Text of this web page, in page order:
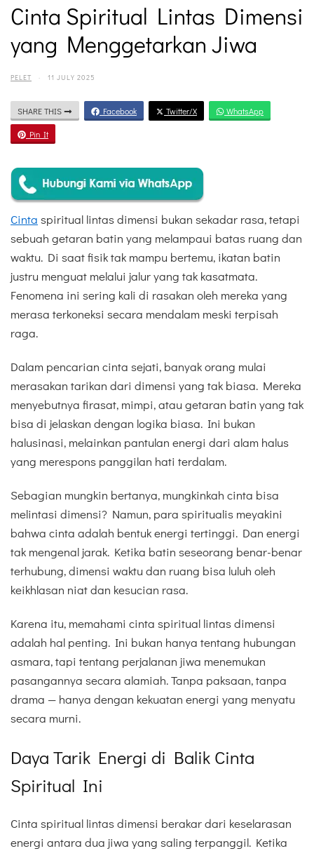
Cinta Spiritual Lintas Dimensi
yang Menggetarkan Jiwa
PELET · 11 JULY 2025
SHARE THIS Facebook Twitter/X WhatsApp
Pin It
Cinta spiritual lintas dimensi bukan sekadar rasa, tetapi
sebuah getaran batin yang melampaui batas ruang dan
waktu. Di saat fisik tak mampu bertemu, ikatan batin
justru menguat melalui jalur yang tak kasatmata.
Fenomena ini sering kali di rasakan oleh mereka yang
merasa terkoneksi secara mendalam meski terpisah
raga.
Dalam pencarian cinta sejati, banyak orang mulai
merasakan tarikan dari dimensi yang tak biasa. Mereka
menyebutnya firasat, mimpi, atau getaran batin yang tak
bisa di jelaskan dengan logika biasa. Ini bukan
halusinasi, melainkan pantulan energi dari alam halus
yang merespons panggilan hati terdalam.
Sebagian mungkin bertanya, mungkinkah cinta bisa
melintasi dimensi? Namun, para spiritualis meyakini
bahwa cinta adalah bentuk energi tertinggi. Dan energi
tak mengenal jarak. Ketika batin seseorang benar-benar
terhubung, dimensi waktu dan ruang bisa luluh oleh
keikhlasan niat dan kesucian rasa.
Karena itu, memahami cinta spiritual lintas dimensi
adalah hal penting. Ini bukan hanya tentang hubungan
asmara, tapi tentang perjalanan jiwa menemukan
pasangannya secara alamiah. Tanpa paksaan, tanpa
drama — hanya dengan kekuatan energi yang menyatu
secara murni.
Daya Tarik Energi di Balik Cinta
Spiritual Ini
Cinta spiritual lintas dimensi berakar dari keselarasan
energi antara dua jiwa yang saling terpanggil. Ketika